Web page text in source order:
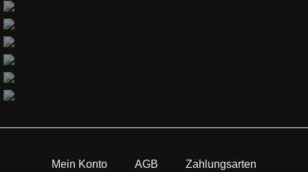
Mein Konto AGB Zahlungsarten